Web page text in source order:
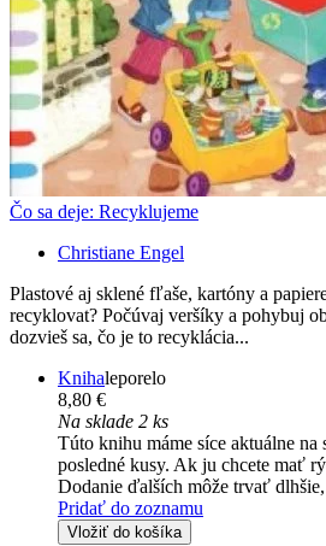
Čo sa deje: Recyklujeme
Christiane Engel
Plastové aj sklené fľaše, kartóny a
recyklovat? Počúvaj veršíky a pohybuj
dozvieš sa, čo je to recyklácia...
Knihaleporelo
8,80 €
Na sklade 2 ks
Túto knihu máme síce aktuálne na
posledné kusy. Ak ju chcete mať
Dodanie ďalších môže trvať
Pridať do zoznamu
Vložiť do košíka